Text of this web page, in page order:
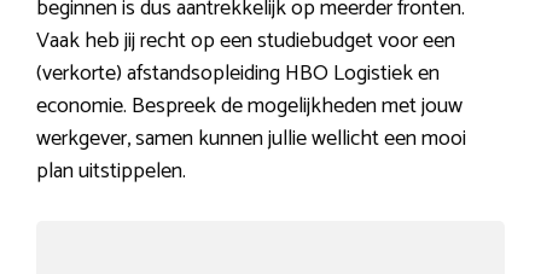
beginnen is dus aantrekkelijk op meerder fronten.
Vaak heb jij recht op een studiebudget voor een
(verkorte) afstandsopleiding HBO Logistiek en
economie. Bespreek de mogelijkheden met jouw
werkgever, samen kunnen jullie wellicht een mooi
plan uitstippelen.